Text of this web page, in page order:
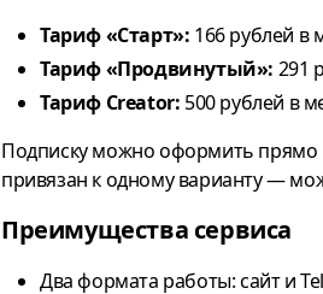
Тариф «Старт»: 166 рублей в
Тариф «Продвинутый»: 291
Тариф Creator: 500 рублей в
Подписку можно оформить прямо
привязан к одному варианту —
Преимущества сервиса
Два формата работы: сайт и